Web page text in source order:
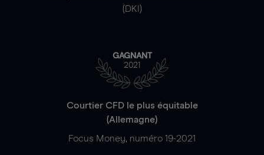
(DKI)
GAGNANT
2021
Courtier CFD le plus équitable
(Allemagne)
Focus Money, numéro 19-2021